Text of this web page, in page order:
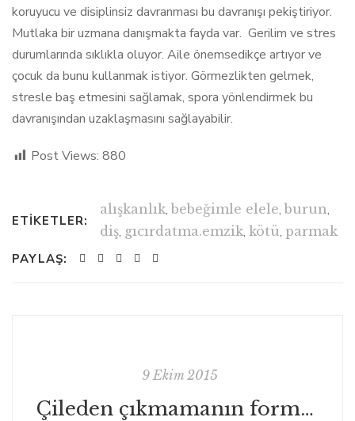
koruyucu ve disiplinsiz davranması bu davranışı pekiştiriyor.
Mutlaka bir uzmana danışmakta fayda var. Gerilim ve stres
durumlarında sıklıkla oluyor. Aile önemsedikçe artıyor ve
çocuk da bunu kullanmak istiyor. Görmezlikten gelmek,
stresle baş etmesini sağlamak, spora yönlendirmek bu
davranışından uzaklaşmasını sağlayabilir.
Post Views: 880
ETIKETLER:
alışkanlık, bebeğimle elele, burun,
diş, gıcırdatma.emzik, kötü, parmak
PAYLAŞ:
9 Ekim 2015
Çileden çıkmamanın formülü disiplin